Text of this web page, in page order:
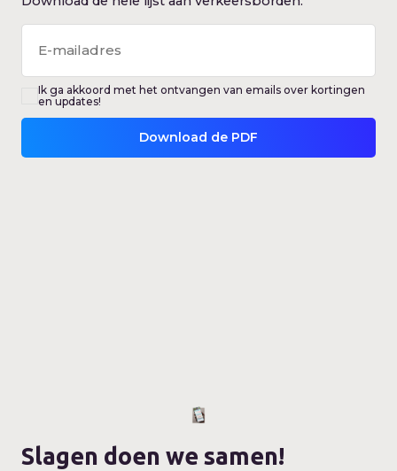
Ik ga akkoord met het ontvangen van emails over kortingen
en updates!
Download de PDF
Slagen doen we samen!